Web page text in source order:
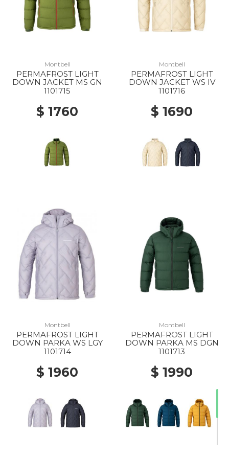
Montbell
PERMAFROST LIGHT
DOWN JACKET MS GN
1101715
$ 1760
Montbell
PERMAFROST LIGHT
DOWN JACKET WS IV
1101716
$ 1690
Montbell
PERMAFROST LIGHT
DOWN PARKA WS LGY
1101714
$ 1960
Montbell
PERMAFROST LIGHT
DOWN PARKA MS DGN
1101713
$ 1990